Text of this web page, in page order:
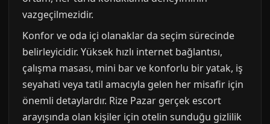
vazgeçilmezidir.
Konfor ve oda içi olanaklar da seçim sürecinde
belirleyicidir. Yüksek hızlı internet bağlantısı,
çalışma masası, mini bar ve konforlu bir yatak, iş
seyahati veya tatil amacıyla gelen her misafir için
önemli detaylardır. Rize Pazar gerçek escort
arayışında olan kişiler için otelin sunduğu gizlilik